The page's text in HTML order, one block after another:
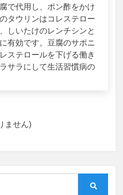
で代用し、ポン酢をかけ
タウリンはコレステロー
しいたけのレンチシンと
有効です。豆腐のサポニ
ステロールを下げる働き
サラにして生活習慣病の
ません)